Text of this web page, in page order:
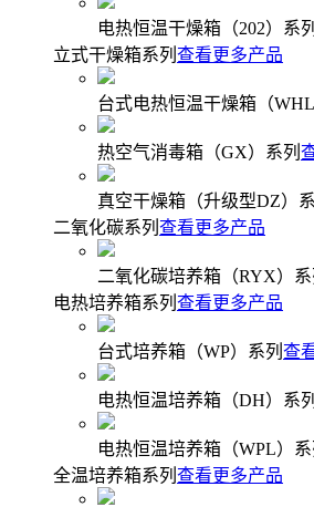
电热恒温干燥箱（202）系
立式干燥箱系列 查看更多产品
台式电热恒温干燥箱（
热空气消毒箱（GX）系列
真空干燥箱（升级型DZ）
二氧化碳系列 查看更多产品
二氧化碳培养箱（RYX）系
电热培养箱系列 查看更多产品
台式培养箱（WP）系列 查
电热恒温培养箱（DH）系列
电热恒温培养箱（WPL）系
全温培养箱系列 查看更多产品